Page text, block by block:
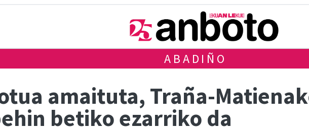
ABADIÑO
amaituta, Traña-
betiko ezarriko da